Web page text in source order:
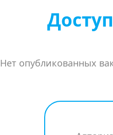
Нет опубликованных